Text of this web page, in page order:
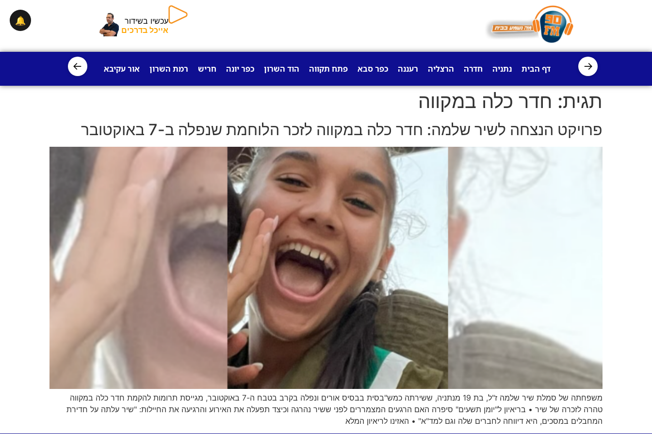
עכשיו בשידור
אייכל בדרכים
→ דף הבית נתניה חדרה הרצליה רעננה כפר סבא פתח תקווה הוד השרון כפר יונה חריש רמת השרון אור עקיבא פרדס חנה
←
תגית: חדר כלה במקווה
פרויקט הנצחה לשיר שלמה: חדר כלה במקווה לזכר הלוחמת שנפלה ב-7 באוקטובר
משפחתה של סמלת שיר שלמה ז"ל, בת 19 מנתניה, ששירתה כמש"בסית בבסיס אורים ונפלה בקרב בטבח ה-7 באוקטובר, מגייסת תרומות להקמת חדר כלה במקווה
טהרה לזכרה של שיר • בריאיון ל"יומן תשעים" סיפרה האם הרגעים המצמררים לפני ששיר נהרגה וכיצד תפעלה את האירוע והרגיעה את החיילות: "שיר עלתה על חדירת
המחבלים במסכים, היא דיווחה לחברים שלה וגם למד"א" • האזינו לריאיון המלא
🔔